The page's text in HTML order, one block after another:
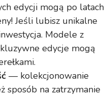
edycji mogą po latach
Jeśli lubisz unikalne
Modele z
edycje mogą
— kolekcjonowanie
sposób na zatrzymanie